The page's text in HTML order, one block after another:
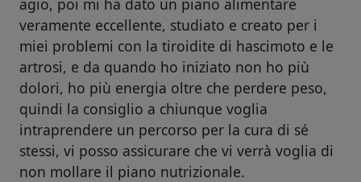
agio, poi mi ha dato un piano alimentare
veramente eccellente, studiato e creato per i
miei problemi con la tiroidite di hascimoto e le
artrosi, e da quando ho iniziato non ho più
dolori, ho più energia oltre che perdere peso,
quindi la consiglio a chiunque voglia
intraprendere un percorso per la cura di sé
stessi, vi posso assicurare che vi verrà voglia di
non mollare il piano nutrizionale.